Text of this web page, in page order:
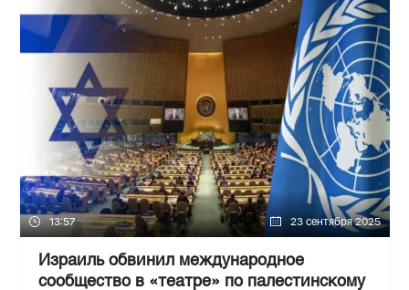
13:57 23 сентября 2025
Израиль обвинил международное
сообщество в «театре» по палестинскому